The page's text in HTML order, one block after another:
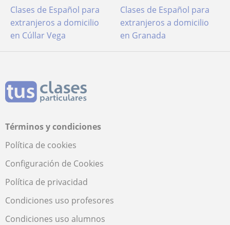
Clases de Español para
extranjeros a domicilio
en Cúllar Vega
Clases de Español para
extranjeros a domicilio
en Granada
Términos y condiciones
Política de cookies
Configuración de Cookies
Política de privacidad
Condiciones uso profesores
Condiciones uso alumnos